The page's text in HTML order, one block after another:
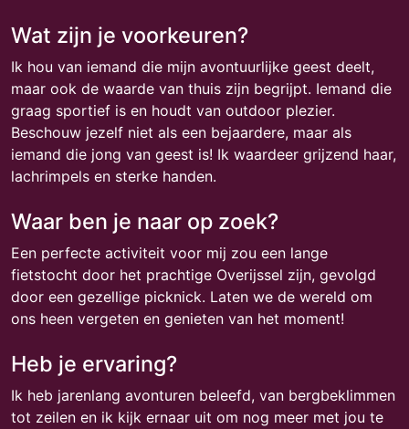
Wat zijn je voorkeuren?
Ik hou van iemand die mijn avontuurlijke geest deelt,
maar ook de waarde van thuis zijn begrijpt. Iemand die
graag sportief is en houdt van outdoor plezier.
Beschouw jezelf niet als een bejaardere, maar als
iemand die jong van geest is! Ik waardeer grijzend haar,
lachrimpels en sterke handen.
Waar ben je naar op zoek?
Een perfecte activiteit voor mij zou een lange
fietstocht door het prachtige Overijssel zijn, gevolgd
door een gezellige picknick. Laten we de wereld om
ons heen vergeten en genieten van het moment!
Heb je ervaring?
Ik heb jarenlang avonturen beleefd, van bergbeklimmen
tot zeilen en ik kijk ernaar uit om nog meer met jou te